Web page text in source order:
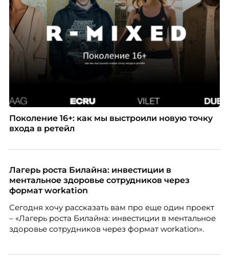
Поколение 16+: как мы выстроили новую точку
входа в ретейл
Лагерь роста Билайна: инвестиции в
ментальное здоровье сотрудников через
формат workation
Сегодня хочу рассказать вам про еще один проект
– «Лагерь роста Билайна: инвестиции в ментальное
здоровье сотрудников через формат workation».